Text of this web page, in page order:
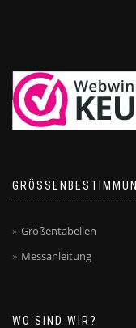
GRÖSSENBESTIMMUNG
Größentabellen
Messanleitung
WO SIND WIR?